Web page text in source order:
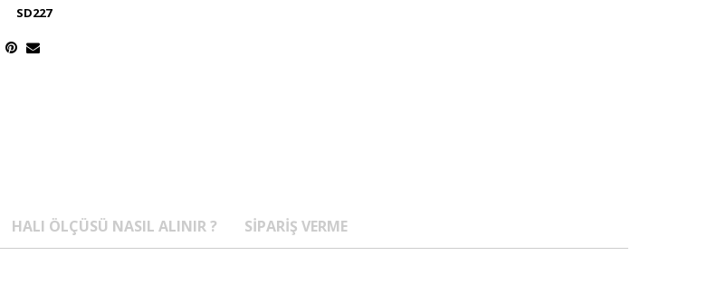
SD227
HALI ÖLÇÜSÜ NASIL ALINIR ? SIPARIŞ VERME